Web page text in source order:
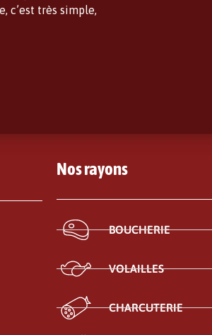
c’est très simple,
Nos rayons
BOUCHERIE
VOLAILLES
CHARCUTERIE